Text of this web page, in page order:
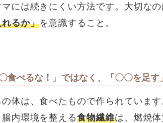
マには続きにくい方法です。大切な
るか」を意識すること。
〇食べるな！」ではなく、「〇〇を足す
体は、食べたもので作られていま
内環境を整える食物繊維は、燃焼体